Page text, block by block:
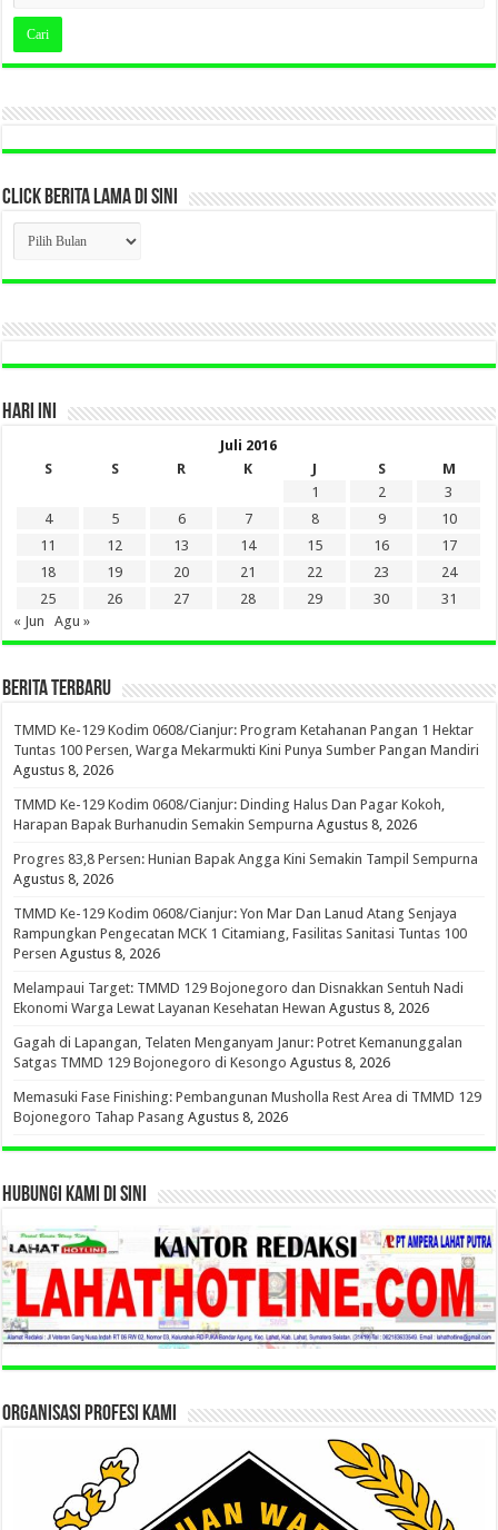
CLICK BERITA LAMA DI SINI
CLICK
BERITA
LAMA
DI
HARI INI
Juli 2016
S
S R K J S
M
1
2
3
4
5 6 7 8 9
10
11
12 13 14 15 16
17
18
19 20 21 22 23
24
25
26 27 28 29 30
31
« Jun
Agu »
BERITA TERBARU
TMMD Ke-129 Kodim 0608/Cianjur: Program Ketahanan Pangan 1 Hektar
Tuntas 100 Persen, Warga Mekarmukti Kini Punya Sumber Pangan Mandiri
Agustus 8, 2026
TMMD Ke-129 Kodim 0608/Cianjur: Dinding Halus Dan Pagar Kokoh,
Harapan Bapak Burhanudin Semakin Sempurna Agustus 8, 2026
Progres 83,8 Persen: Hunian Bapak Angga Kini Semakin Tampil Sempurna
Agustus 8, 2026
TMMD Ke-129 Kodim 0608/Cianjur: Yon Mar Dan Lanud Atang Senjaya
Rampungkan Pengecatan MCK 1 Citamiang, Fasilitas Sanitasi Tuntas 100
Persen Agustus 8, 2026
Melampaui Target: TMMD 129 Bojonegoro dan Disnakkan Sentuh Nadi
Ekonomi Warga Lewat Layanan Kesehatan Hewan Agustus 8, 2026
Gagah di Lapangan, Telaten Menganyam Janur: Potret Kemanunggalan
Satgas TMMD 129 Bojonegoro di Kesongo Agustus 8, 2026
Memasuki Fase Finishing: Pembangunan Musholla Rest Area di TMMD 129
Bojonegoro Tahap Pasang Agustus 8, 2026
HUBUNGI KAMI DI SINI
ORGANISASI PROFESI KAMI